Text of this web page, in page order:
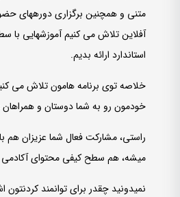
متنی و همچنین برگزاری دوره­های
آفلاین تلاش می­ کنیم آموزش­هایی با
استاندارد ارائه بدیم.
خلاصه توی برنامه ­هامون تلاش می
خودمون رو به شما دوستان و همراهان
راستی، مشارکت فعال شما عزیزان
میشه، هم سطح کیفی محتوای آکادمی رو
نمی­دونید چقدر برای توانمند کردن­تون